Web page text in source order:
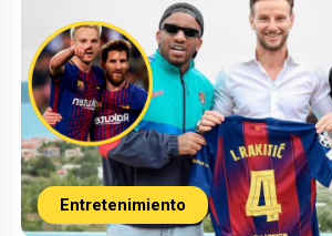
Entretenimiento